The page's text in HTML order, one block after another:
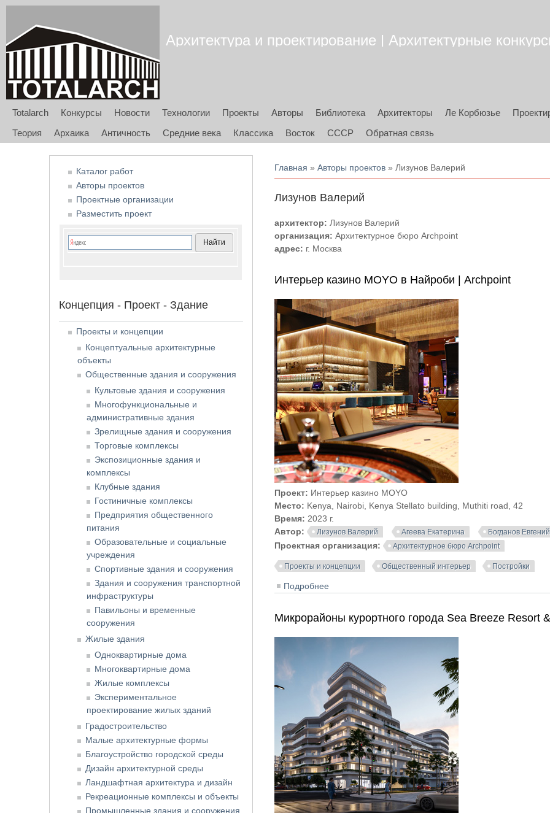
Архитектура и проектирование | Архитектурные
Totalarch Конкурсы Новости Технологии Проекты Авторы Библиотека Архитекторы Ле Корбюзье
Теория
Архаика Античность Средние века Классика Восток СССР Обратная связь
Вы здесь
Главная »Авторы проектов » Лизунов Валерий
Лизунов Валерий
архитектор: Лизунов Валерий
организация:Архитектурное бюро Archpoint
адрес: г. Москва
Интерьер казино MOYO в Найроби | Archpoint
Проект: Интерьер казино MOYO
Место: Kenya, Nairobi, Kenya Stellato building, Muthiti road, 42
Время: 2023 г.
Автор:
Лизунов Валерий Агеева Екатерина Богданов Евгений
Проектная организация: Архитектурное бюро Archpoint
Проекты и концепции Общественный интерьер Постройки
Подробнее
Микрорайоны курортного города Sea Breeze Resort
Каталог работ
Авторы проектов
Проектные организации
Разместить проект
Концепция - Проект - Здание
Проекты и концепции
Концептуальные архитектурные
объекты
Общественные здания и сооружения
Культовые здания и сооружения
Многофункциональные и
административные здания
Зрелищные здания и сооружения
Торговые комплексы
Экспозиционные здания и
комплексы
Клубные здания
Гостиничные комплексы
Предприятия общественного
питания
Образовательные и социальные
учреждения
Спортивные здания и сооружения
Здания и сооружения транспортной
инфраструктуры
Павильоны и временные
сооружения
Жилые здания
Одноквартирные дома
Многоквартирные дома
Жилые комплексы
Экспериментальное
проектирование жилых зданий
Градостроительство
Малые архитектурные формы
Благоустройство городской среды
Дизайн архитектурной среды
Ландшафтная архитектура и дизайн
Рекреационные комплексы и объекты
Промышленные здания и сооружения